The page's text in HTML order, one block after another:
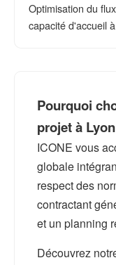
Optimisation du
capacité d'accueil à
Pourquoi
projet à
ICONE vous
globale
respect des
contractant
et un planning
Découvrez